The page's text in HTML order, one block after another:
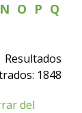
N O P Q
Resultados
1848
del